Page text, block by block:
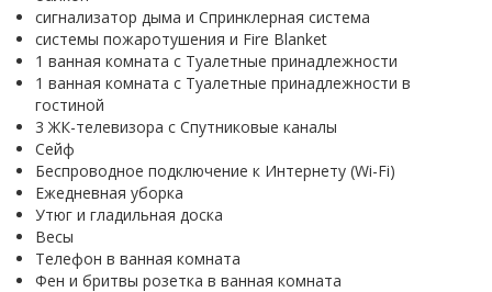
сигнализатор дыма и Спринклерная система
системы пожаротушения и Fire Blanket
1 ванная комната с Туалетные принадлежности
1 ванная комната с Туалетные принадлежности в
гостиной
3 ЖК-телевизора с Спутниковые каналы
Сейф
Беспроводное подключение к Интернету (Wi-Fi)
Ежедневная уборка
Утюг и гладильная доска
Весы
Телефон в ванная комната
Фен и бритвы розетка в ванная комната